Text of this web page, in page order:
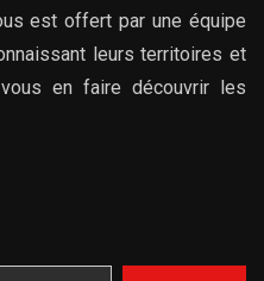
est offert par une équipe
leurs territoires et
en faire découvrir les